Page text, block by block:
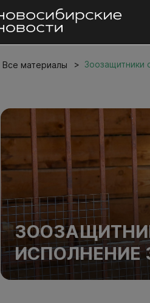
Все материалы Зоозащитники
ИСПОЛНЕНИЕ